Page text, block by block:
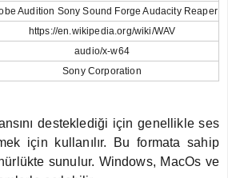
Audition Sony Sound Forge Audacity Reaper
https://en.wikipedia.org/wiki/WAV
audio/x-w64
Sony Corporation
desteklediği için genellikle ses
için kullanılır. Bu formata sahip
sunulur. Windows, MacOs ve